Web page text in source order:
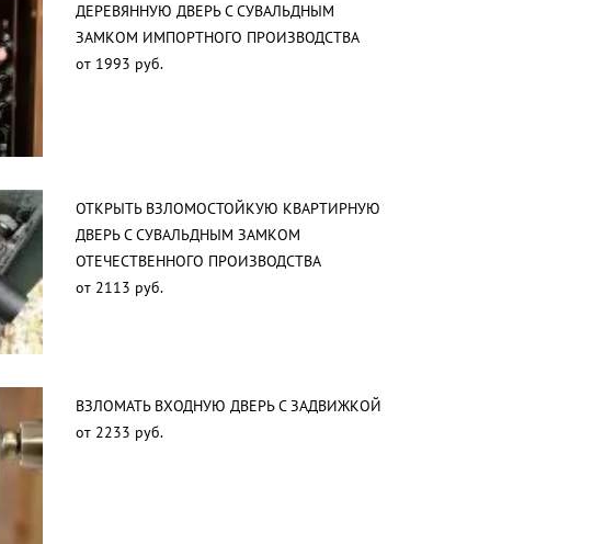
ДЕРЕВЯННУЮ ДВЕРЬ С СУВАЛЬДНЫМ
ЗАМКОМ ИМПОРТНОГО ПРОИЗВОДСТВА
от 1993 руб.
ОТКРЫТЬ ВЗЛОМОСТОЙКУЮ КВАРТИРНУЮ
ДВЕРЬ С СУВАЛЬДНЫМ ЗАМКОМ
ОТЕЧЕСТВЕННОГО ПРОИЗВОДСТВА
от 2113 руб.
ВЗЛОМАТЬ ВХОДНУЮ ДВЕРЬ С ЗАДВИЖКОЙ
от 2233 руб.